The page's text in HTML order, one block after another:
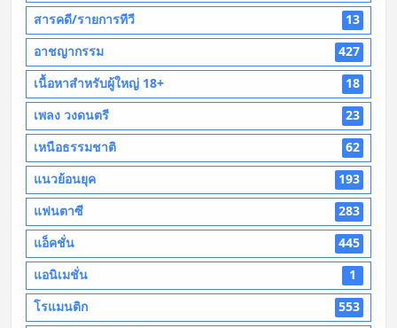
สารคดี/รายการทีวี
13
อาชญากรรม
427
เนื้อหาสำหรับผู้ใหญ่ 18+
18
เพลง วงดนตรี
23
เหนือธรรมชาติ
62
แนวย้อนยุค
193
แฟนตาซี
283
แอ็คชั่น
445
แอนิเมชั่น
1
โรแมนติก
553